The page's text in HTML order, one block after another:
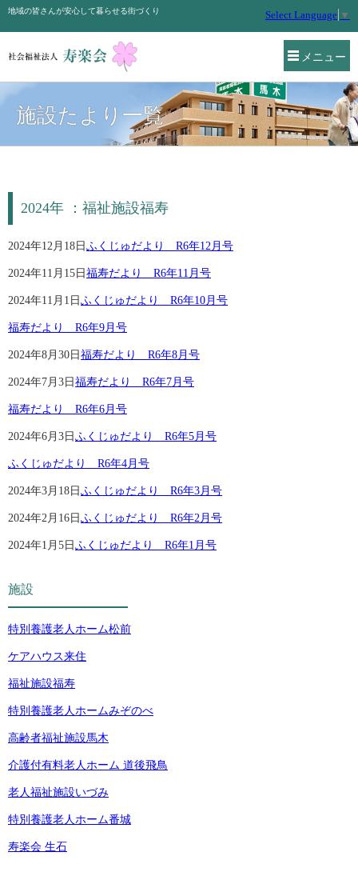
メニュー
地域の皆さんが安心して暮らせる街づくり Select Language ▼
施設たより一覧
2024年 ：福祉施設福寿
2024年12月18日 ふくじゅだより R6年12月号
2024年11月15日 福寿だより R6年11月号
2024年11月1日 ふくじゅだより R6年10月号
福寿だより R6年9月号
2024年8月30日 福寿だより R6年8月号
2024年7月3日 福寿だより R6年7月号
福寿だより R6年6月号
2024年6月3日 ふくじゅだより R6年5月号
ふくじゅだより R6年4月号
2024年3月18日 ふくじゅだより R6年3月号
2024年2月16日 ふくじゅだより R6年2月号
2024年1月5日 ふくじゅだより R6年1月号
施設
特別養護老人ホーム松前
ケアハウス来住
福祉施設福寿
特別養護老人ホームみぞのべ
高齢者福祉施設馬木
介護付有料老人ホーム 道後飛鳥
老人福祉施設いづみ
特別養護老人ホーム番城
寿楽会 生石